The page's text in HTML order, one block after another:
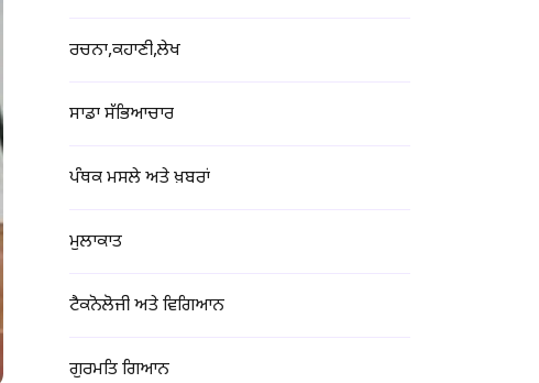
ਰਚਨਾ,ਕਹਾਣੀ,ਲੇਖ
ਸਾਡਾ ਸੱਭਿਆਚਾਰ
ਪੰਥਕ ਮਸਲੇ ਅਤੇ ਖ਼ਬਰਾਂ
ਮੁਲਾਕਾਤ
ਟੈਕਨੋਲੋਜੀ ਅਤੇ ਵਿਗਿਆਨ
ਗੁਰਮਤਿ ਗਿਆਨ